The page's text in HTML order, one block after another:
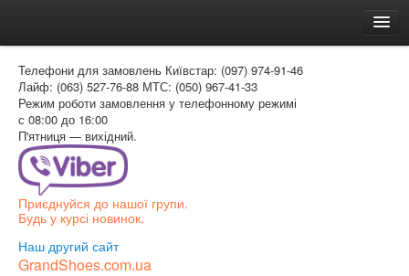
Доставка и оплата
Как заказать
Контакти
Таблиця розмірів
Вхід для покупця
Телефони для замовлень Київстар: (097) 974-91-46
Лайф: (063) 527-76-88 МТС: (050) 967-41-33
Режим роботи замовлення у телефонному режимі
с 08:00 до 16:00
П'ятниця — вихідний.
Приєднуйся до нашої групи.
Будь у курсі новинок.
Наш другий сайт
GrandShoes.com.ua